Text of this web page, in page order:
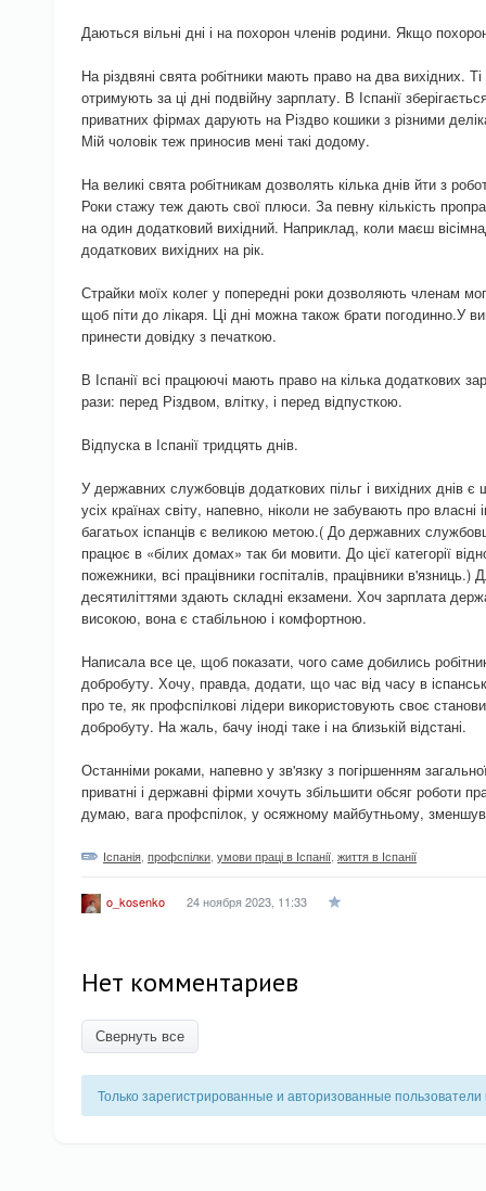
Даються вільні дні і на похорон членів родини. Якщо
На різдвяні свята робітники мають право на два вихідних.
отримують за ці дні подвійну зарплату. В Іспанії
приватних фірмах дарують на Різдво кошики з різними
Мій чоловік теж приносив мені такі додому.
На великі свята робітникам дозволять кілька днів йти з
Роки стажу теж дають свої плюси. За певну кількість
на один додатковий вихідний. Наприклад, коли маєш
додаткових вихідних на рік.
Страйки моїх колег у попередні роки дозволяють членам
щоб піти до лікаря. Ці дні можна також брати погодинно.У
принести довідку з печаткою.
В Іспанії всі працюючі мають право на кілька додаткових
рази: перед Різдвом, влітку, і перед відпусткою.
Відпуска в Іспанії тридцять днів.
У державних службовців додаткових пільг і вихідних днів
усіх країнах світу, напевно, ніколи не забувають про
багатьох іспанців є великою метою.( До державних
працює в «білих домах» так би мовити. До цієї категорії
пожежники, всі працівники госпіталів, працівники в'язниць.)
десятиліттями здають складні екзамени. Хоч зарплата
високою, вона є стабільною і комфортною.
Написала все це, щоб показати, чого саме добились
добробуту. Хочу, правда, додати, що час від часу в
про те, як профспілкові лідери використовують своє
добробуту. На жаль, бачу іноді таке і на близькій відстані.
Останніми роками, напевно у зв'язку з погіршенням загальної
приватні і державні фірми хочуть збільшити обсяг роботи
думаю, вага профспілок, у осяжному майбутньому,
Іспанія профспілки умови праці в Іспанії життя в Іспанії
o_kosenko 24 ноября 2023, 11:33
Нет комментариев
Свернуть все
Только зарегистрированные и авторизованные